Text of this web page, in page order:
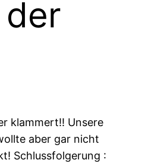
klammert!! Unsere
aber gar nicht
Schlussfolgerung :